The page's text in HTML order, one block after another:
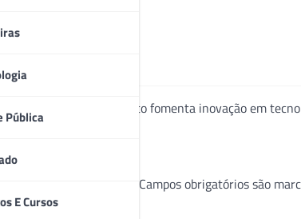
Pública
E Cursos
francês gratuito fomenta inovação em
não será publicado. Campos obrigatórios são